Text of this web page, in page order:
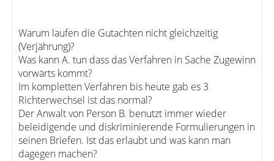
Warum laufen die Gutachten nicht gleichzeitig
(Verjährung)?
Was kann A. tun dass das Verfahren in Sache Zugewinn
vorwärts kommt?
Im kompletten Verfahren bis heute gab es 3
Richterwechsel ist das normal?
Der Anwalt von Person B. benutzt immer wieder
beleidigende und diskriminierende Formulierungen in
seinen Briefen. Ist das erlaubt und was kann man
dagegen machen?